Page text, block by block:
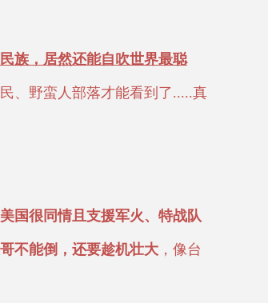
族，居然还能自吹世界最聪
、野蛮人部落才能看到了.....真
国很同情且支援军火、特战队
不能倒，还要趁机壮大，像台